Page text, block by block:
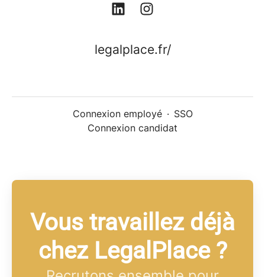
legalplace.fr/
Connexion employé · SSO
Connexion candidat
Vous travaillez déjà
chez LegalPlace ?